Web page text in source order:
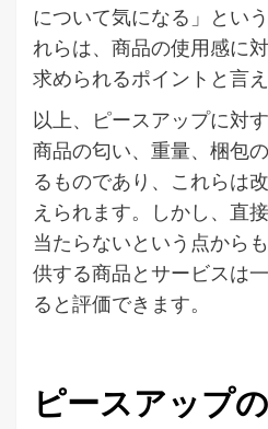
について気になる」とい
れらは、商品の使用感に
求められるポイントと言え
以上、ピースアップに対
商品の匂い、重量、梱包
るものであり、これらは
えられます。しかし、直
当たらないという点から
供する商品とサービスは
ると評価できます。
ピースアップ